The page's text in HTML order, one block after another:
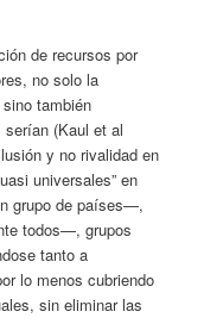
de recursos por
no solo la
también
serían (Kaul et al
y no rivalidad en
universales” en
grupo de países—,
todos—, grupos
tanto a
lo menos cubriendo
sin eliminar las